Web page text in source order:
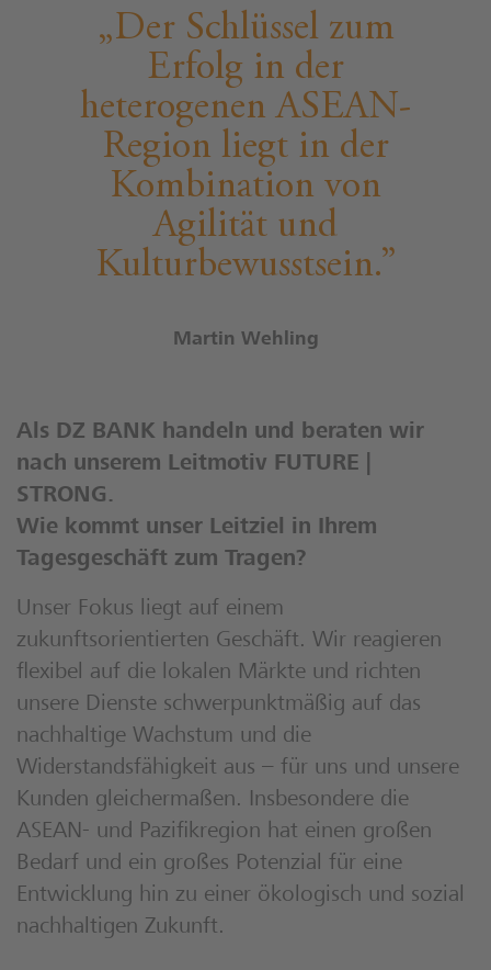
Der Schlüssel zum
Erfolg in der
heterogenen ASEAN-
Region liegt in der
Kombination von
Agilität und
Kulturbewusstsein.
Martin Wehling
Als DZ BANK handeln und beraten wir
nach unserem Leitmotiv FUTURE |
STRONG.
Wie kommt unser Leitziel in Ihrem
Tagesgeschäft zum Tragen?
Unser Fokus liegt auf einem
zukunftsorientierten Geschäft. Wir reagieren
flexibel auf die lokalen Märkte und richten
unsere Dienste schwerpunktmäßig auf das
nachhaltige Wachstum und die
Widerstandsfähigkeit aus – für uns und unsere
Kunden gleichermaßen. Insbesondere die
ASEAN- und Pazifikregion hat einen großen
Bedarf und ein großes Potenzial für eine
Entwicklung hin zu einer ökologisch und sozial
nachhaltigen Zukunft.